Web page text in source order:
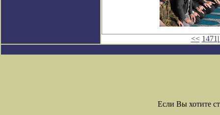
<< 1471 |
Если Вы хотите